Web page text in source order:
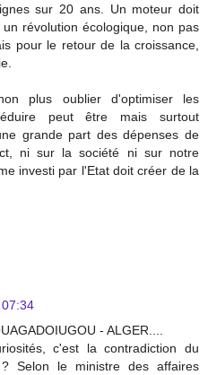
sur 20 ans. Un moteur doit
révolution écologique, non pas
pour le retour de la croissance,
plus oublier d'optimiser les
peut être mais surtout
grande part des dépenses de
ni sur la société ni sur notre
investi par l'Etat doit créer de la
- ALGER....
c'est la contradiction du
? Selon le ministre des affaires